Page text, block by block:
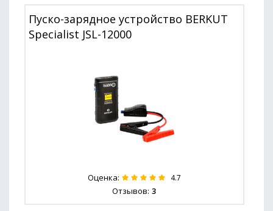
Пуско-зарядное устройство BERKUT
Specialist JSL-12000
Оценка: 4.7
Отзывов: 3